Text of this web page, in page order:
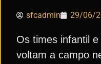
sfcadmin 29/06/
Os times infantil
voltam a campo